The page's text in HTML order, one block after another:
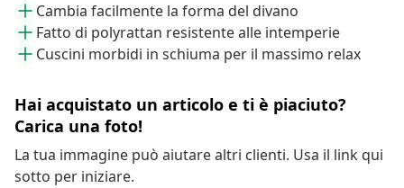
Cambia facilmente la forma del divano
Fatto di polyrattan resistente alle intemperie
Cuscini morbidi in schiuma per il massimo relax
Hai acquistato un articolo e ti è piaciuto?
Carica una foto!
La tua immagine può aiutare altri clienti. Usa il link qui
sotto per iniziare.